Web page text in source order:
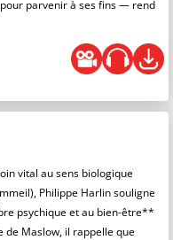
parvenir à ses fins — rend
vital au sens biologique
Philippe Harlin souligne
psychique et au bien-être**
de Maslow, il rappelle que